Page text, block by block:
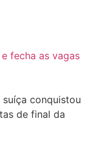
suíça conquistou
de final da